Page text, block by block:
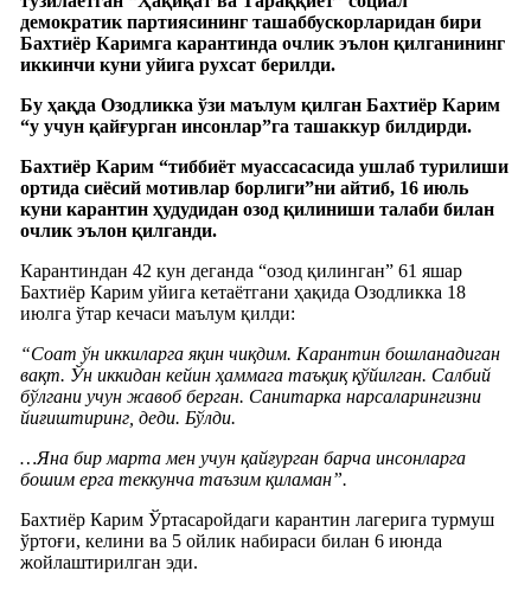
демократик партиясининг ташаббускорларидан бири
Бахтиёр Каримга карантинда очлик эълон қилганининг
иккинчи куни уйига рухсат берилди.
Бу ҳақда Озодликка ўзи маълум қилган Бахтиёр Карим
“у учун қайғурган инсонлар”га ташаккур билдирди.
Бахтиёр Карим “тиббиёт муассасасида ушлаб турилиши
ортида сиёсий мотивлар борлиги”ни айтиб, 16 июль
куни карантин ҳудудидан озод қилиниши талаби билан
очлик эълон қилганди.
Карантиндан 42 кун деганда “озод қилинган” 61 яшар
Бахтиёр Карим уйига кетаётгани ҳақида Озодликка 18
июлга ўтар кечаси маълум қилди:
“Соат ўн иккиларга яқин чиқдим. Карантин бошланадиган
вақт. Ўн иккидан кейин ҳаммага таъқиқ қўйилган. Салбий
бўлгани учун жавоб берган. Санитарка нарсаларингизни
йиғиштиринг, деди. Бўлди.
…Яна бир марта мен учун қайғурган барча инсонларга
бошим ерга теккунча таъзим қиламан”.
Бахтиёр Карим Ўртасаройдаги карантин лагерига турмуш
ўртоғи, келини ва 5 ойлик набираси билан 6 июнда
жойлаштирилган эди.